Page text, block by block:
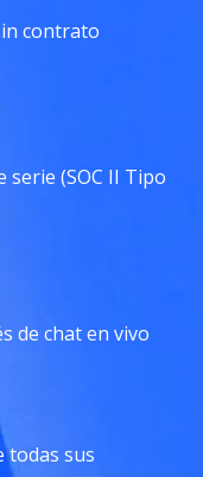
contrato
(SOC II Tipo
de chat en vivo
todas sus